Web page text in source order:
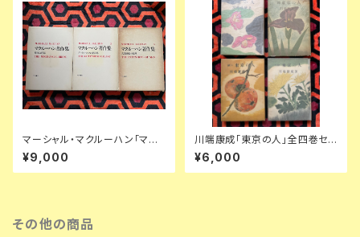
マーシャル・マクルーハン「マク
ルーハン著作集」1〜3全巻セッ
ト 函入り 井坂学・後藤和彦・高
儀進訳 装幀:粟津潔 竹内書店
¥9,000
川端康成「東京の人」全四巻セッ
ト 装幀:金島桂華 新潮社
¥6,000
その他の商品